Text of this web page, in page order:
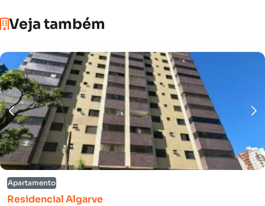
Veja também
Apartamento
Residencial Algarve